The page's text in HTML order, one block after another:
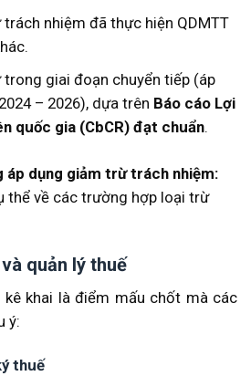
trách nhiệm đã thực hiện QDMTT
trong giai đoạn chuyển tiếp (áp
– 2026), dựa trên Báo cáo Lợi
quốc gia (CbCR) đạt chuẩn.
áp dụng giảm trừ trách nhiệm:
thể về các trường hợp loại trừ
quản lý thuế
kê khai là điểm mấu chốt mà các
ý:
thuế